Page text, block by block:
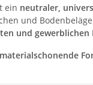
ein neutraler,
und
und gewerblichen